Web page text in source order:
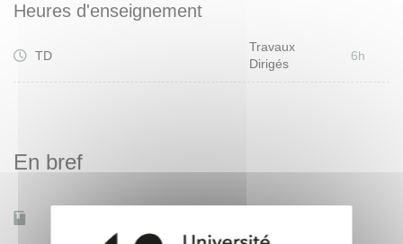
Heures d'enseignement
TD
Travaux
Dirigés
6h
En bref